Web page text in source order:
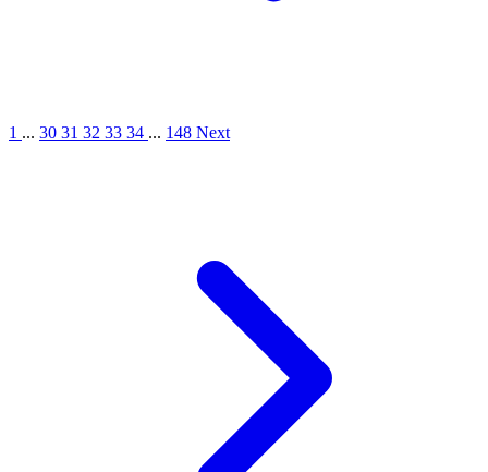
1 ... 30 31 32 33 34 ... 148 Next